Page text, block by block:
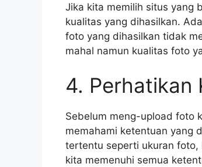
Jika kita memilih situs yang
kualitas yang dihasilkan.
foto yang dihasilkan tidak
mahal namun kualitas foto
4. Perhatikan
Sebelum meng-upload foto
memahami ketentuan yang
tertentu seperti ukuran foto,
kita memenuhi semua